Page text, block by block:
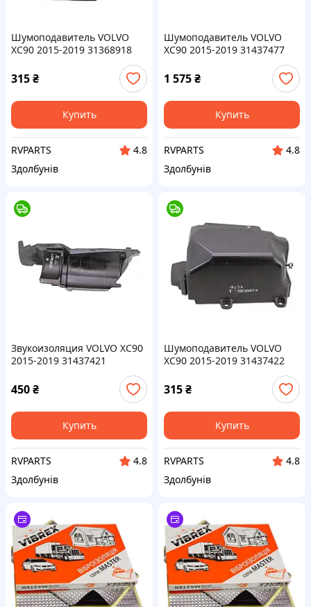
Шумоподавитель VOLVO
XC90 2015-2019 31368918
315₴
Купить
RVPARTS
4.8
Здолбунів
Шумоподавитель VOLVO
XC90 2015-2019 31437477
1 575₴
Купить
RVPARTS
4.8
Здолбунів
Звукоизоляция VOLVO XC90
2015-2019 31437421
450₴
Купить
RVPARTS
4.8
Здолбунів
Шумоподавитель VOLVO
XC90 2015-2019 31437422
315₴
Купить
RVPARTS
4.8
Здолбунів